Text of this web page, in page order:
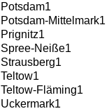
Potsdam1
Potsdam-Mittelmark1
Prignitz1
Spree-Neiße1
Strausberg1
Teltow1
Teltow-Fläming1
Uckermark1